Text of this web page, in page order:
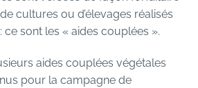
cultures ou d’élevages réalisés
sont les « aides couplées ».
aides couplées végétales
pour la campagne de